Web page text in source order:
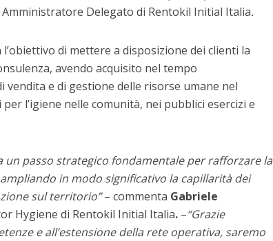
Amministratore Delegato di Rentokil Initial Italia.
l’obiettivo di mettere a disposizione dei clienti la
avendo acquisito nel tempo
vendita e di gestione delle risorse umane nel
l’igiene nelle comunità, nei pubblici esercizi e
un passo strategico fondamentale per rafforzare la
in modo significativo la capillarità dei
sul territorio”– commenta Gabriele
Hygiene di Rentokil Initial Italia. –“Grazie
e all’estensione della rete operativa, saremo